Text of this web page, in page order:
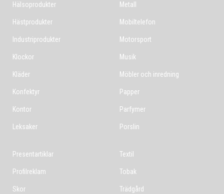
Hälsoprodukter
Hästprodukter
Industriprodukter
Klockor
Kläder
Konfektyr
Kontor
Leksaker
Metall
Mobiltelefon
Motorsport
Musik
Möbler och inredning
Papper
Parfymer
Porslin
Presentartiklar
Profilreklam
Skor
Textil
Tobak
Trädgård